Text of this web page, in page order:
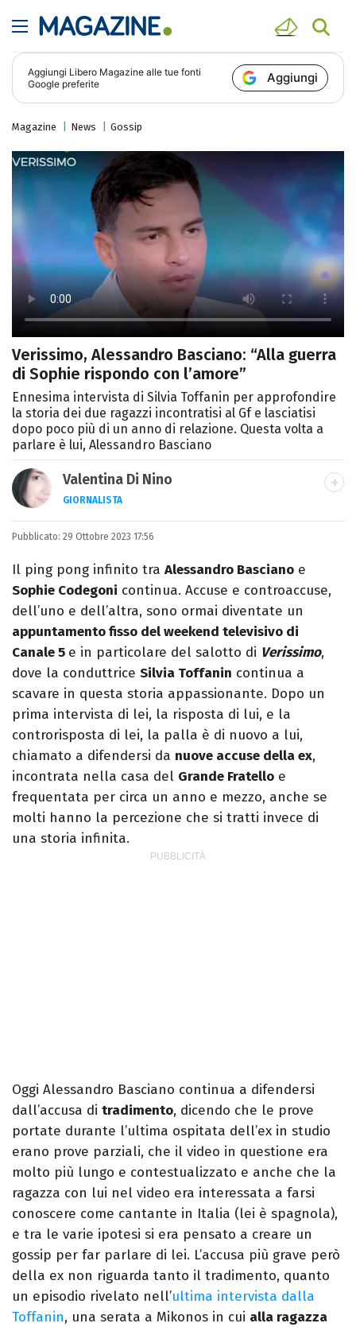
Aggiungi Libero Magazine alle tue fonti
Google preferite
Aggiungi
Magazine News Gossip
Verissimo, Alessandro Basciano: “Alla guerra
di Sophie rispondo con l’amore”
Ennesima intervista di Silvia Toffanin per approfondire
la storia dei due ragazzi incontratisi al Gf e lasciatisi
dopo poco più di un anno di relazione. Questa volta a
parlare è lui, Alessandro Basciano
Valentina Di Nino
GIORNALISTA
LINKEDIN
INSTAGRAM FACEBOOK SITO
Romana, laurea in Scienze Politiche,
giornalista per caso. Ho scritto per
quotidiani, settimanali, siti e agenzie,
prevalentemente di cronaca e spettacoli.
Pubblicato: 29 Ottobre 2023 17:56
Il ping pong infinito tra Alessandro Basciano e
Sophie Codegoni continua. Accuse e controaccuse,
dell’uno e dell’altra, sono ormai diventate un
appuntamento fisso del weekend televisivo di
Canale 5 e in particolare del salotto di Verissimo,
dove la conduttrice Silvia Toffanin continua a
scavare in questa storia appassionante. Dopo un
prima intervista di lei, la risposta di lui, e la
controrisposta di lei, la palla è di nuovo a lui,
chiamato a difendersi da nuove accuse della ex,
incontrata nella casa del Grande Fratello e
frequentata per circa un anno e mezzo, anche se
molti hanno la percezione che si tratti invece di
una storia infinita.
Oggi Alessandro Basciano continua a difendersi
dall’accusa di tradimento, dicendo che le prove
portate durante l’ultima ospitata dell’ex in studio
erano prove parziali, che il video in questione era
molto più lungo e contestualizzato e anche che la
ragazza con lui nel video era interessata a farsi
conoscere come cantante in Italia (lei è spagnola),
e tra le varie ipotesi si era pensato a creare un
gossip per far parlare di lei. L’accusa più grave però
della ex non riguarda tanto il tradimento, quanto
un episodio rivelato nell’ultima intervista dalla
Toffanin, una serata a Mikonos in cui alla ragazza